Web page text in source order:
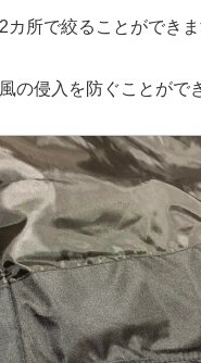
カ所で絞ることができま
の侵入を防ぐことがで